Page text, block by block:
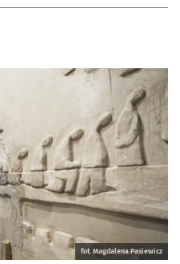
fot. Magdalena Pasiewicz